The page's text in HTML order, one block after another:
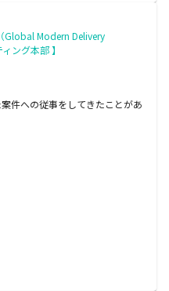
Global Modern Delivery
ング本部 】
件への従事をしてきたことがあ